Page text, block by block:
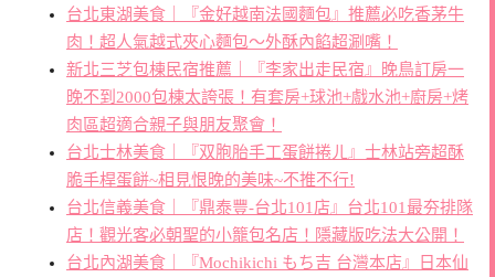
台北東湖美食｜『金好越南法國麵包』推薦必吃香茅牛
肉！超人氣越式夾心麵包～外酥內餡超涮嘴！
新北三芝包棟民宿推薦｜『李家出走民宿』晚鳥訂房一
晚不到2000包棟太誇張！有套房+球池+戲水池+廚房+烤
肉區超適合親子與朋友聚會！
台北士林美食｜『双胞胎手工蛋餅捲ㄦ』士林站旁超酥
脆手桿蛋餅~相見恨晚的美味~不推不行!
台北信義美食｜『鼎泰豐-台北101店』台北101最夯排隊
店！觀光客必朝聖的小籠包名店！隱藏版吃法大公開！
台北內湖美食｜『Mochikichi もち吉 台灣本店』日本仙